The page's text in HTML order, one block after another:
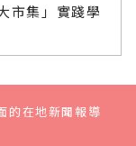
市集」實踐學
的在地新聞報導